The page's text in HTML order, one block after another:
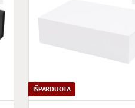
IŠPARDUOTA